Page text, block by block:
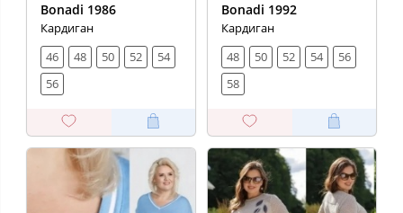
Bonadi 1986
Кардиган
46
48 50 52
54
56
Bonadi 1992
Кардиган
48
50 52 54
56
58